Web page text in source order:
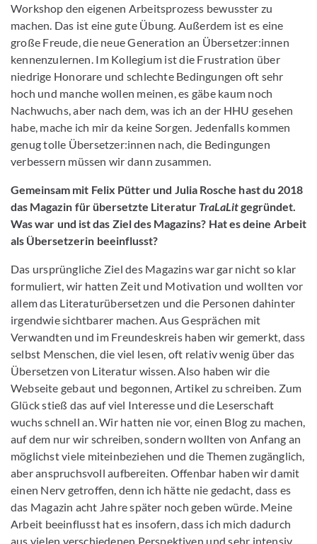
Workshop den eigenen Arbeitsprozess bewusster zu
machen. Das ist eine gute Übung. Außerdem ist es eine
große Freude, die neue Generation an Übersetzer:innen
kennenzulernen. Im Kollegium ist die Frustration über
niedrige Honorare und schlechte Bedingungen oft sehr
hoch und manche wollen meinen, es gäbe kaum noch
Nachwuchs, aber nach dem, was ich an der HHU gesehen
habe, mache ich mir da keine Sorgen. Jedenfalls kommen
genug tolle Übersetzer:innen nach, die Bedingungen
verbessern müssen wir dann zusammen.
Gemeinsam mit Felix Pütter und Julia Rosche hast du 2018
das Magazin für übersetzte Literatur TraLaLitgegründet.
Was war und ist das Ziel des Magazins? Hat es deine Arbeit
als Übersetzerin beeinflusst?
Das ursprüngliche Ziel des Magazins war gar nicht so klar
formuliert, wir hatten Zeit und Motivation und wollten vor
allem das Literaturübersetzen und die Personen dahinter
irgendwie sichtbarer machen. Aus Gesprächen mit
Verwandten und im Freundeskreis haben wir gemerkt, dass
selbst Menschen, die viel lesen, oft relativ wenig über das
Übersetzen von Literatur wissen. Also haben wir die
Webseite gebaut und begonnen, Artikel zu schreiben. Zum
Glück stieß das auf viel Interesse und die Leserschaft
wuchs schnell an. Wir hatten nie vor, einen Blog zu machen,
auf dem nur wir schreiben, sondern wollten von Anfang an
möglichst viele miteinbeziehen und die Themen zugänglich,
aber anspruchsvoll aufbereiten. Offenbar haben wir damit
einen Nerv getroffen, denn ich hätte nie gedacht, dass es
das Magazin acht Jahre später noch geben würde. Meine
Arbeit beeinflusst hat es insofern, dass ich mich dadurch
aus vielen verschiedenen Perspektiven und sehr intensiv